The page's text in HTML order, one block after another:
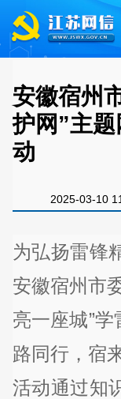
安徽宿州
护网”主
动
2025-03-10
为弘扬雷锋
安徽宿州市
亮一座城”
路同行，宿
活动通过知